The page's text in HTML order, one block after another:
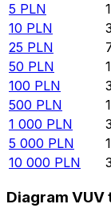
5 PLN
10 PLN
25 PLN
50 PLN
100 PLN
500 PLN
1 000 PLN
5 000 PLN
10 000 PLN
Diagram VUV